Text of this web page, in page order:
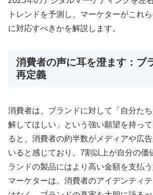
トレンドを予測し、マーケターがこれ
に対応すべきかを解説します。
消費者の声に耳を澄ます：ブ
再定義
消費者は、ブランドに対して「自分た
解してほしい」という強い願望を持っ
ると、消費者の約半数がメディアや広
いると感じており
、7割以上が自分の
ランドの製品にはより高い金額を支払
マーケターは、消費者のアイデンティ